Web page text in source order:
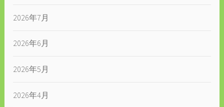
2026年7月
2026年6月
2026年5月
2026年4月